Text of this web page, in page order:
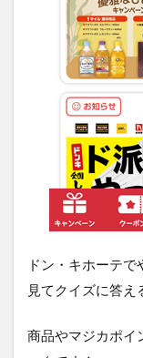
ドン・キホーテ
見てクイズに答
商品やマジカポイ